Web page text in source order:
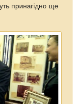
принагідно ще